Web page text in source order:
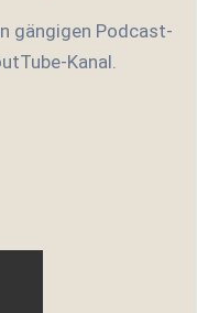
gängigen Podcast-
Kanal.